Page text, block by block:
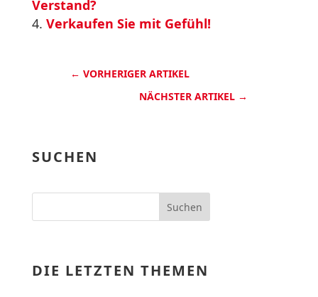
Verstand?
Verkaufen Sie mit Gefühl!
← VORHERIGER ARTIKEL
NÄCHSTER ARTIKEL →
SUCHEN
DIE LETZTEN THEMEN